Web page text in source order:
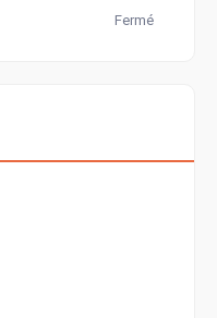
Fermé